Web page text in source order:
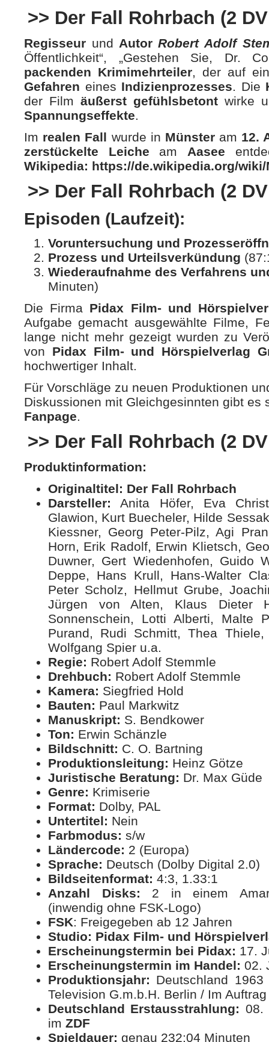
>> Der Fall Rohrbach (2
Regisseur und AutorRobert Adolf
Öffentlichkeit“, „Gestehen Sie, Dr.
packenden Krimimehrteiler, der auf
Gefahren eines Indizienprozesses. Die
der Film äußerst gefühlsbetont wirke
Spannungseffekte.
Im realen Fall wurde in Münster am 12.
zerstückelte Leiche am Aasee
Wikipedia: https://de.wikipedia.org/wiki/
>> Der Fall Rohrbach (2
Episoden (Laufzeit):
Voruntersuchung und
Prozess und Urteilsverkündung
Wiederaufnahme des Verfahrens
Minuten)
Die Firma Pidax Film- und
Aufgabe gemacht ausgewählte Filme,
lange nicht mehr gezeigt wurden zu
von Pidax Film- und Hörspielverlag
hochwertiger Inhalt.
Für Vorschläge zu neuen Produktionen
Diskussionen mit Gleichgesinnten gibt es
Fanpage.
>> Der Fall Rohrbach (2
Produktinformation:
Originaltitel: Der Fall Rohrbach
Darsteller: Anita Höfer, Eva
Glawion, Kurt Buecheler, Hilde
Kiessner, Georg Peter-Pilz, Agi
Horn, Erik Radolf, Erwin Klietsch,
Duwner, Gert Wiedenhofen, Guido
Deppe, Hans Krull, Hans-Walter
Peter Scholz, Hellmut Grube,
Jürgen von Alten, Klaus Dieter
Sonnenschein, Lotti Alberti, Malte
Purand, Rudi Schmitt, Thea
Wolfgang Spier u.a.
Regie: Robert Adolf Stemmle
Drehbuch: Robert Adolf Stemmle
Kamera: Siegfried Hold
Bauten: Paul Markwitz
Manuskript: S. Bendkower
Ton: Erwin Schänzle
Bildschnitt: C. O. Bartning
Produktionsleitung: Heinz Götze
Juristische Beratung: Dr. Max Güde
Genre: Krimiserie
Format: Dolby, PAL
Untertitel: Nein
Farbmodus: s/w
Ländercode: 2 (Europa)
Sprache: Deutsch (Dolby Digital 2.0)
Bildseitenformat: 4:3, 1.33:1
Anzahl Disks: 2 in einem
(inwendig ohne FSK-Logo)
FSK: Freigegeben ab 12 Jahren
Studio: Pidax Film- und
Erscheinungstermin bei Pidax: 17.
Erscheinungstermin im Handel: 02.
Produktionsjahr: Deutschland
Television G.m.b.H. Berlin / Im
Deutschland Erstausstrahlung: 08.
im ZDF
Spieldauer: genau 232:04 Minuten